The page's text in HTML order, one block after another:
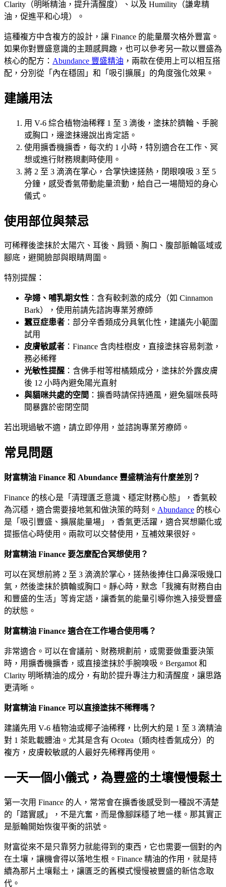
Clarity（明晰精油，提升清醒度）、以及 Humility（謙卑精
油，促進平和心境）。
這種複方中含複方的設計，讓 Finance 的能量層次格外豐富。
如果你對豐盛意識的主題感興趣，也可以參考另一款以豐盛為
核心的配方： Abundance 豐盛精油 ，兩款在使用上可以相互搭
配，分別從「內在穩固」和「吸引擴展」的角度強化效果。
建議用法
用 V-6 綜合植物油稀釋 1 至 3 滴後，塗抹於臍輪、手腕
或胸口，邊塗抹邊說出肯定語。
使用擴香機擴香，每次約 1 小時，特別適合在工作、冥
想或進行財務規劃時使用。
將 2 至 3 滴滴在掌心，合掌快速搓熱，閉眼嗅吸 3 至 5
分鐘，感受香氣帶動能量流動，給自己一場簡短的身心
儀式。
使用部位與禁忌
可稀釋後塗抹於太陽穴、耳後、肩頸、胸口、腹部脈輪區域或
腳底，避開臉部與眼睛周圍。
特別提醒：
孕婦、哺乳期女性 ：含有較刺激的成分（如 Cinnamon
Bark），使用前請先諮詢專業芳療師
蠶豆症患者 ：部分辛香類成分具氧化性，建議先小範圍
試用
皮膚敏感者 ：Finance 含肉桂樹皮，直接塗抹容易刺激，
務必稀釋
光敏性提醒 ：含佛手柑等柑橘類成分，塗抹於外露皮膚
後 12 小時內避免陽光直射
與貓咪共處的空間 ：擴香時請保持通風，避免貓咪長時
間暴露於密閉空間
若出現過敏不適，請立即停用，並諮詢專業芳療師。
常見問題
財富精油 Finance 和 Abundance 豐盛精油有什麼差別？
Finance 的核心是「清理匱乏意識、穩定財務心態」，香氣較
為沉穩，適合需要接地氣和做決策的時刻。 Abundance 的核心
是「吸引豐盛、擴展能量場」，香氣更活躍，適合冥想顯化或
提振信心時使用。兩款可以交替使用，互補效果很好。
財富精油 Finance 要怎麼配合冥想使用？
可以在冥想前將 2 至 3 滴滴於掌心，搓熱後捧住口鼻深吸幾口
氣，然後塗抹於臍輪或胸口。靜心時，默念「我擁有財務自由
和豐盛的生活」等肯定語，讓香氣的能量引導你進入接受豐盛
的狀態。
財富精油 Finance 適合在工作場合使用嗎？
非常適合。可以在會議前、財務規劃前，或需要做重要決策
時，用擴香機擴香，或直接塗抹於手腕嗅吸。Bergamot 和
Clarity 明晰精油的成分，有助於提升專注力和清醒度，讓思路
更清晰。
財富精油 Finance 可以直接塗抹不稀釋嗎？
建議先用 V-6 植物油或椰子油稀釋，比例大約是 1 至 3 滴精油
對 1 茶匙載體油。尤其是含有 Ocotea（類肉桂香氣成分）的
複方，皮膚較敏感的人最好先稀釋再使用。
一天一個小儀式，為豐盛的土壤慢慢鬆土
第一次用 Finance 的人，常常會在擴香後感受到一種說不清楚
的「踏實感」，不是亢奮，而是像腳踩穩了地一樣。那其實正
是脈輪開始恢復平衡的訊號。
財富從來不是只靠努力就能得到的東西，它也需要一個對的內
在土壤，讓機會得以落地生根。Finance 精油的作用，就是持
續為那片土壤鬆土，讓匱乏的舊模式慢慢被豐盛的新信念取
代。